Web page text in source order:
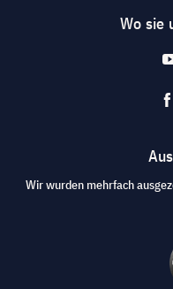
Wo sie
Wir wurden mehrfach